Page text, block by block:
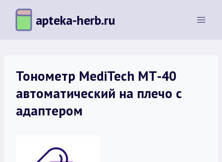
Перейти
содержимому
apteka-herb.ru
Тонометр MediTech МТ-40
автоматический на плечо с
адаптером